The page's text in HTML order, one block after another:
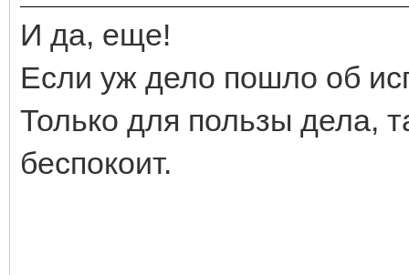
И да, еще!
Если уж дело пошло об
Только для пользы дела,
беспокоит.